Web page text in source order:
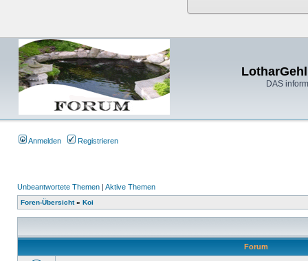
DAS
Anmelden Registrieren
Unbeantwortete Themen | Aktive Themen
Foren-Übersicht» Koi
Forum